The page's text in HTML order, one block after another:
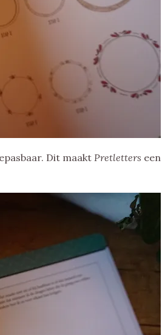
Dit maakt Pretletters een